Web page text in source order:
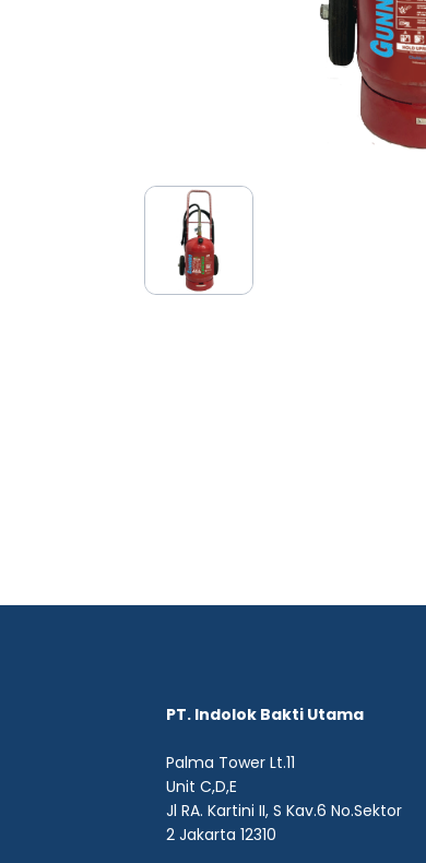
PT. Indolok Bakti Utama
Palma Tower Lt.11
Unit C,D,E
Jl RA. Kartini II, S Kav.6 No.Sektor
2 Jakarta 12310